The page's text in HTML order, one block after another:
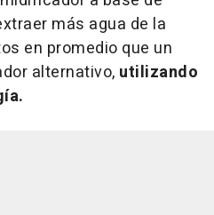
más agua de la
en promedio que un
alternativo, utilizando